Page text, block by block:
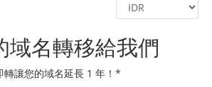
域名轉移給我們
轉讓您的域名延長 1 年！*